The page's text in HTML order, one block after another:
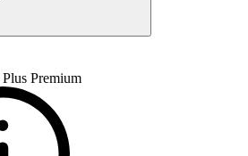
Plus Premium